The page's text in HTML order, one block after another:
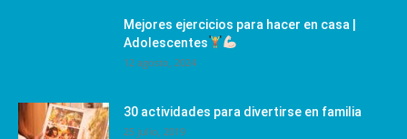
Mejores ejercicios para hacer en casa |
Adolescentes
12 agosto, 2024
30 actividades para divertirse en familia
25 julio, 2019